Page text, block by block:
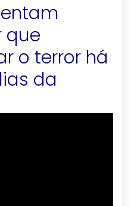
que
o terror há
da